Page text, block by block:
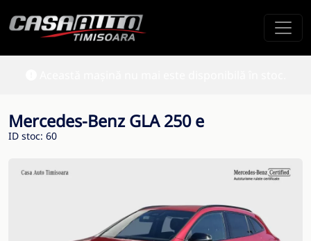
Mercedes-Benz GLA 250 e
ID stoc: 60